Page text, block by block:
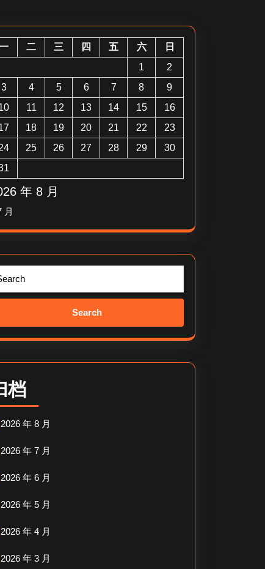
年 8 月
二 三 四 五 六
日
1
2
3
4 5 6 7 8
9
11 12 13 14 15
16
18 19 20 21 22
23
25 26 27 28 29
30
月
档
2026 年 8 月
2026 年 7 月
2026 年 6 月
2026 年 5 月
2026 年 4 月
2026 年 3 月